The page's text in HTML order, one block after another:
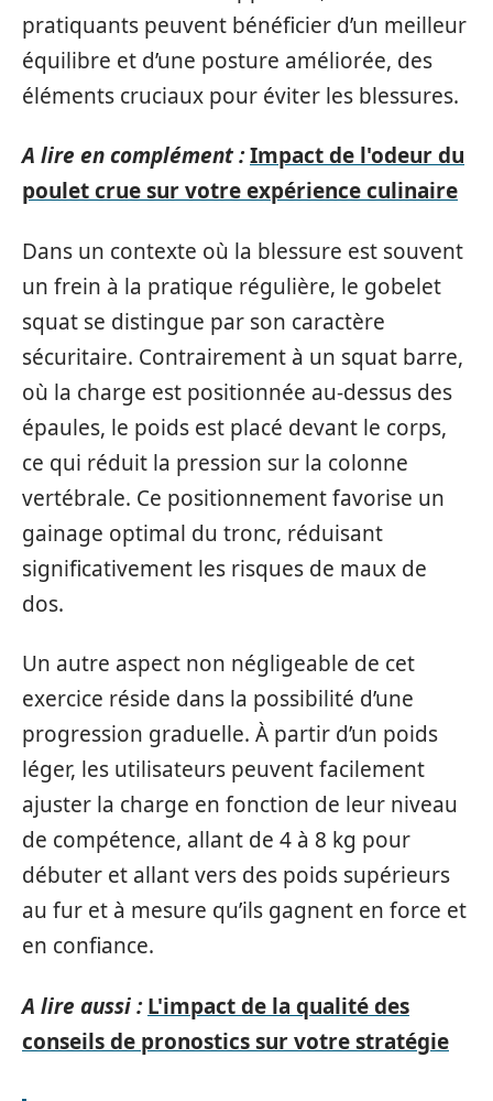
pratiquants peuvent bénéficier d’un meilleur
équilibre et d’une posture améliorée, des
éléments cruciaux pour éviter les blessures.
A lire en complément :Impact de l'odeur du
poulet crue sur votre expérience culinaire
Dans un contexte où la blessure est souvent
un frein à la pratique régulière, le gobelet
squat se distingue par son caractère
sécuritaire. Contrairement à un squat barre,
où la charge est positionnée au-dessus des
épaules, le poids est placé devant le corps,
ce qui réduit la pression sur la colonne
vertébrale. Ce positionnement favorise un
gainage optimal du tronc, réduisant
significativement les risques de maux de
dos.
Un autre aspect non négligeable de cet
exercice réside dans la possibilité d’une
progression graduelle. À partir d’un poids
léger, les utilisateurs peuvent facilement
ajuster la charge en fonction de leur niveau
de compétence, allant de 4 à 8 kg pour
débuter et allant vers des poids supérieurs
au fur et à mesure qu’ils gagnent en force et
en confiance.
A lire aussi : L'impact de la qualité des
conseils de pronostics sur votre stratégie